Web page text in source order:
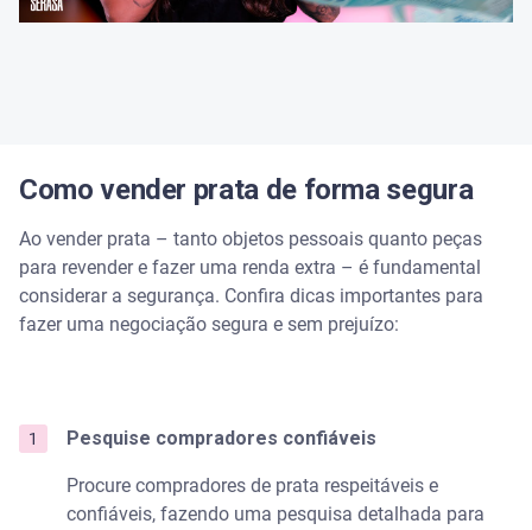
Como vender prata de forma segura
Ao vender prata – tanto objetos pessoais quanto peças
para revender e fazer uma renda extra – é fundamental
considerar a segurança. Confira dicas importantes para
fazer uma negociação segura e sem prejuízo:
​​Pesquise compradores confiáveis
Procure compradores de prata respeitáveis e
confiáveis, fazendo uma pesquisa detalhada para